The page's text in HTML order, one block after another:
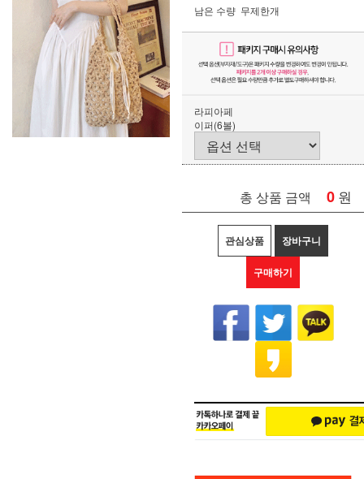
남은 수량 무제한개
라피아페
이퍼(6볼)
총 상품 금액 0 원
관심상품 장바구니
구매하기